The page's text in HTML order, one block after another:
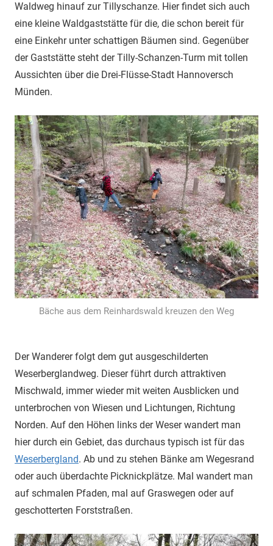
Waldweg hinauf zur Tillyschanze. Hier findet sich auch
eine kleine Waldgaststätte für die, die schon bereit für
eine Einkehr unter schattigen Bäumen sind. Gegenüber
der Gaststätte steht der Tilly-Schanzen-Turm mit tollen
Aussichten über die Drei-Flüsse-Stadt Hannoversch
Münden.
Bäche aus dem Reinhardswald kreuzen den Weg
Der Wanderer folgt dem gut ausgeschilderten
Weserberglandweg. Dieser führt durch attraktiven
Mischwald, immer wieder mit weiten Ausblicken und
unterbrochen von Wiesen und Lichtungen, Richtung
Norden. Auf den Höhen links der Weser wandert man
hier durch ein Gebiet, das durchaus typisch ist für das
Weserbergland. Ab und zu stehen Bänke am Wegesrand
oder auch überdachte Picknickplätze. Mal wandert man
auf schmalen Pfaden, mal auf Graswegen oder auf
geschotterten Forststraßen.